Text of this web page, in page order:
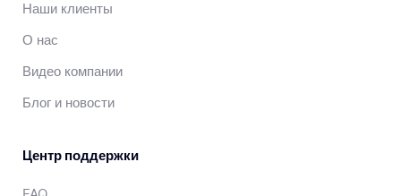
Наши клиенты
О нас
Видео компании
Блог и новости
Центр поддержки